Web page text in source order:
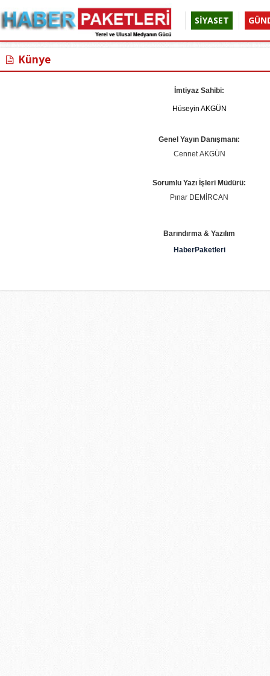
SİYASET
Künye
İmtiyaz Sahibi:
Hüseyin AKGÜN
Genel Yayın Danışmanı:
Cennet AKGÜN
Sorumlu Yazı İşleri Müdürü:
Pınar DEMİRCAN
Barındırma & Yazılım
HaberPaketleri